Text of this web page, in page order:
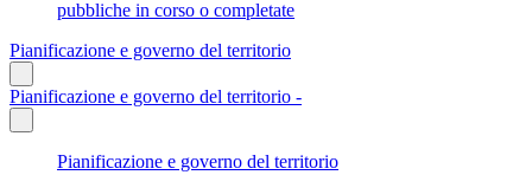
pubbliche in corso o completate
Pianificazione e governo del territorio
Pianificazione e governo del territorio -
Pianificazione e governo del territorio